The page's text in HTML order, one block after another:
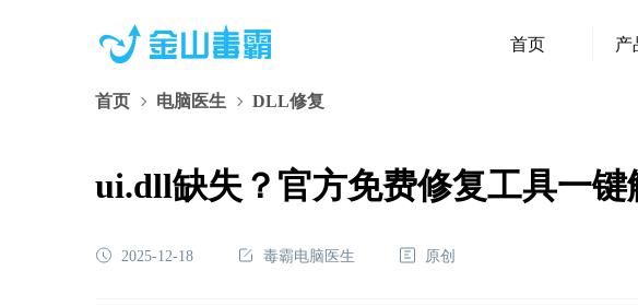
首页 产
首页 电脑医生 DLL修复
ui.dll缺失？官方免费修复工具一键
2025-12-18 毒霸电脑医生 原创